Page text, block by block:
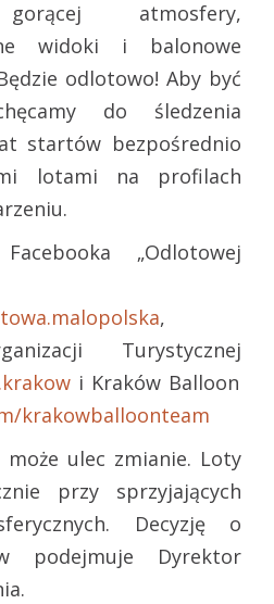
gorącej atmosfery,
widoki i balonowe
odlotowo! Aby być
do śledzenia
startów bezpośrednio
lotami na profilach
„Odlotowej
,
Turystycznej
i Kraków Balloon
krakowballoonteam
ulec zmianie. Loty
przy sprzyjających
Decyzję o
podejmuje Dyrektor